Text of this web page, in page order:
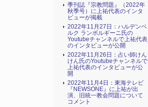
季刊誌『宗教問題』（2022年
秋季号）に上祐代表のインタ
ビューが掲載
2022年11月27日：ハルデンベ
ルク ランボルギーニ氏の
Youtubeチャンネルで上祐代表
のインタビューが公開
2022年11月26日：占い師けん
けん氏のYoutubeチャンネルで
上祐代表のインタビューが公
開
2022年11月4日：東海テレビ
『NEWSONE』に上祐が出
演、旧統一教会問題について
コメント